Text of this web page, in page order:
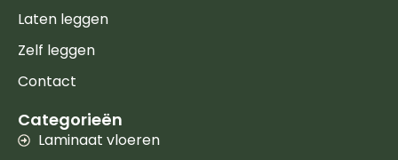
Laten leggen
Zelf leggen
Contact
Categorieën
Laminaat vloeren